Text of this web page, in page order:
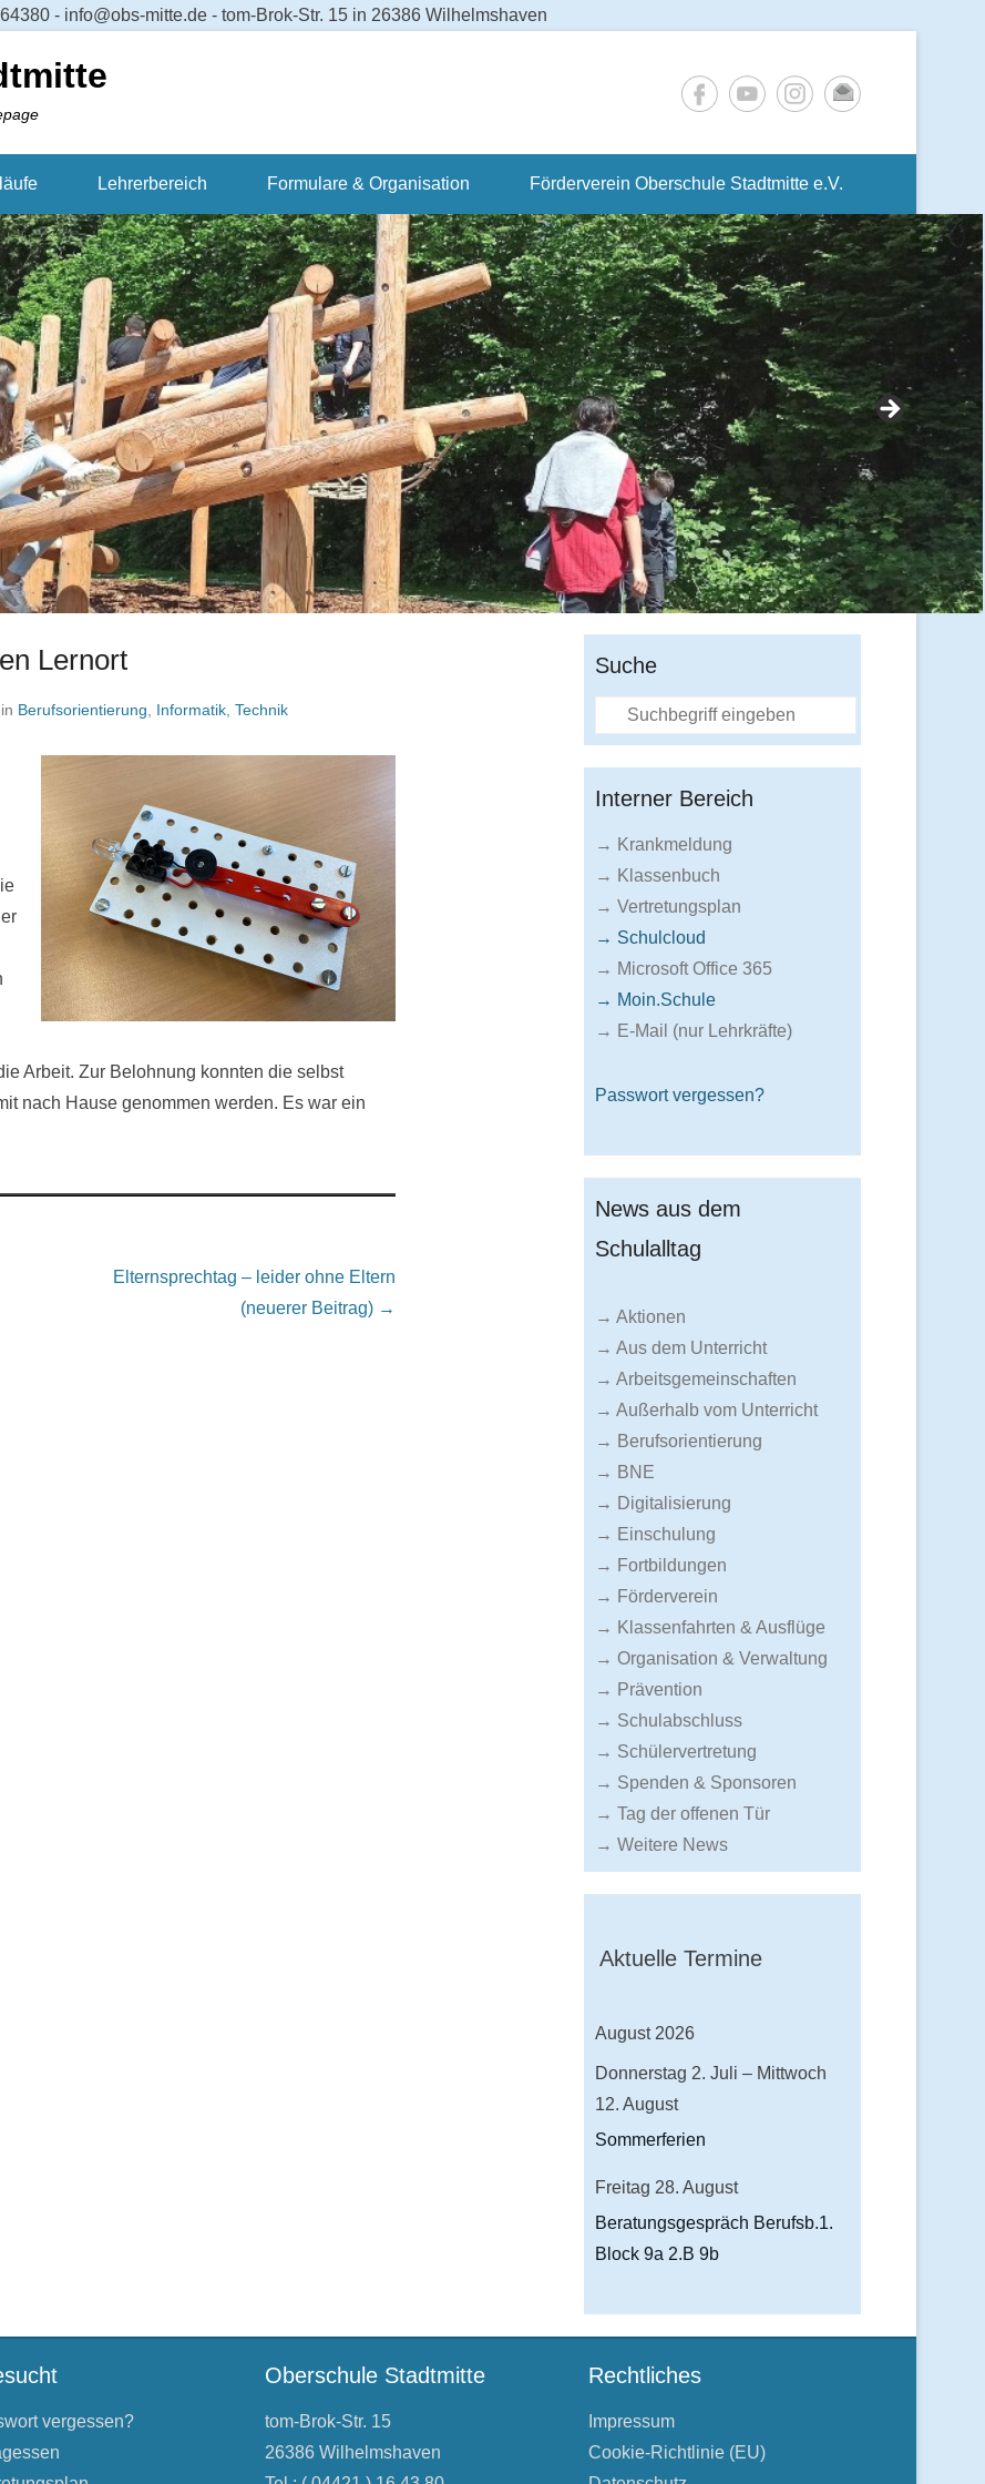
- info@obs-mitte.de - tom-Brok-Str. 15 in 26386 Wilhelmshaven
Lehrerbereich Formulare & Organisation Förderverein Oberschule Stadtmitte e.V.
Lernort
in Berufsorientierung Informatik Technik
Arbeit. Zur Belohnung konnten die selbst
nach Hause genommen werden. Es war ein
Elternsprechtag – leider ohne Eltern
(neuerer Beitrag) →
Suche
Suche
Interner Bereich
→ Krankmeldung
→ Klassenbuch
→ Vertretungsplan
→ Schulcloud
→ Microsoft Office 365
→ Moin.Schule
→ E-Mail (nur Lehrkräfte)
Passwort vergessen?
News aus dem
Schulalltag
→ Aktionen
→ Aus dem Unterricht
→ Arbeitsgemeinschaften
→ Außerhalb vom Unterricht
→ Berufsorientierung
→ BNE
→ Digitalisierung
→ Einschulung
→ Fortbildungen
→ Förderverein
→ Klassenfahrten & Ausflüge
→ Organisation & Verwaltung
→ Prävention
→ Schulabschluss
→ Schülervertretung
→ Spenden & Sponsoren
→ Tag der offenen Tür
→ Weitere News
Aktuelle Termine
August 2026
Donnerstag 2. Juli – Mittwoch
12. August
Sommerferien
Freitag 28. August
Beratungsgespräch Berufsb.1.
Block 9a 2.B 9b
vergessen?
Oberschule Stadtmitte
tom-Brok-Str. 15
26386 Wilhelmshaven
Rechtliches
Impressum
Cookie-Richtlinie (EU)